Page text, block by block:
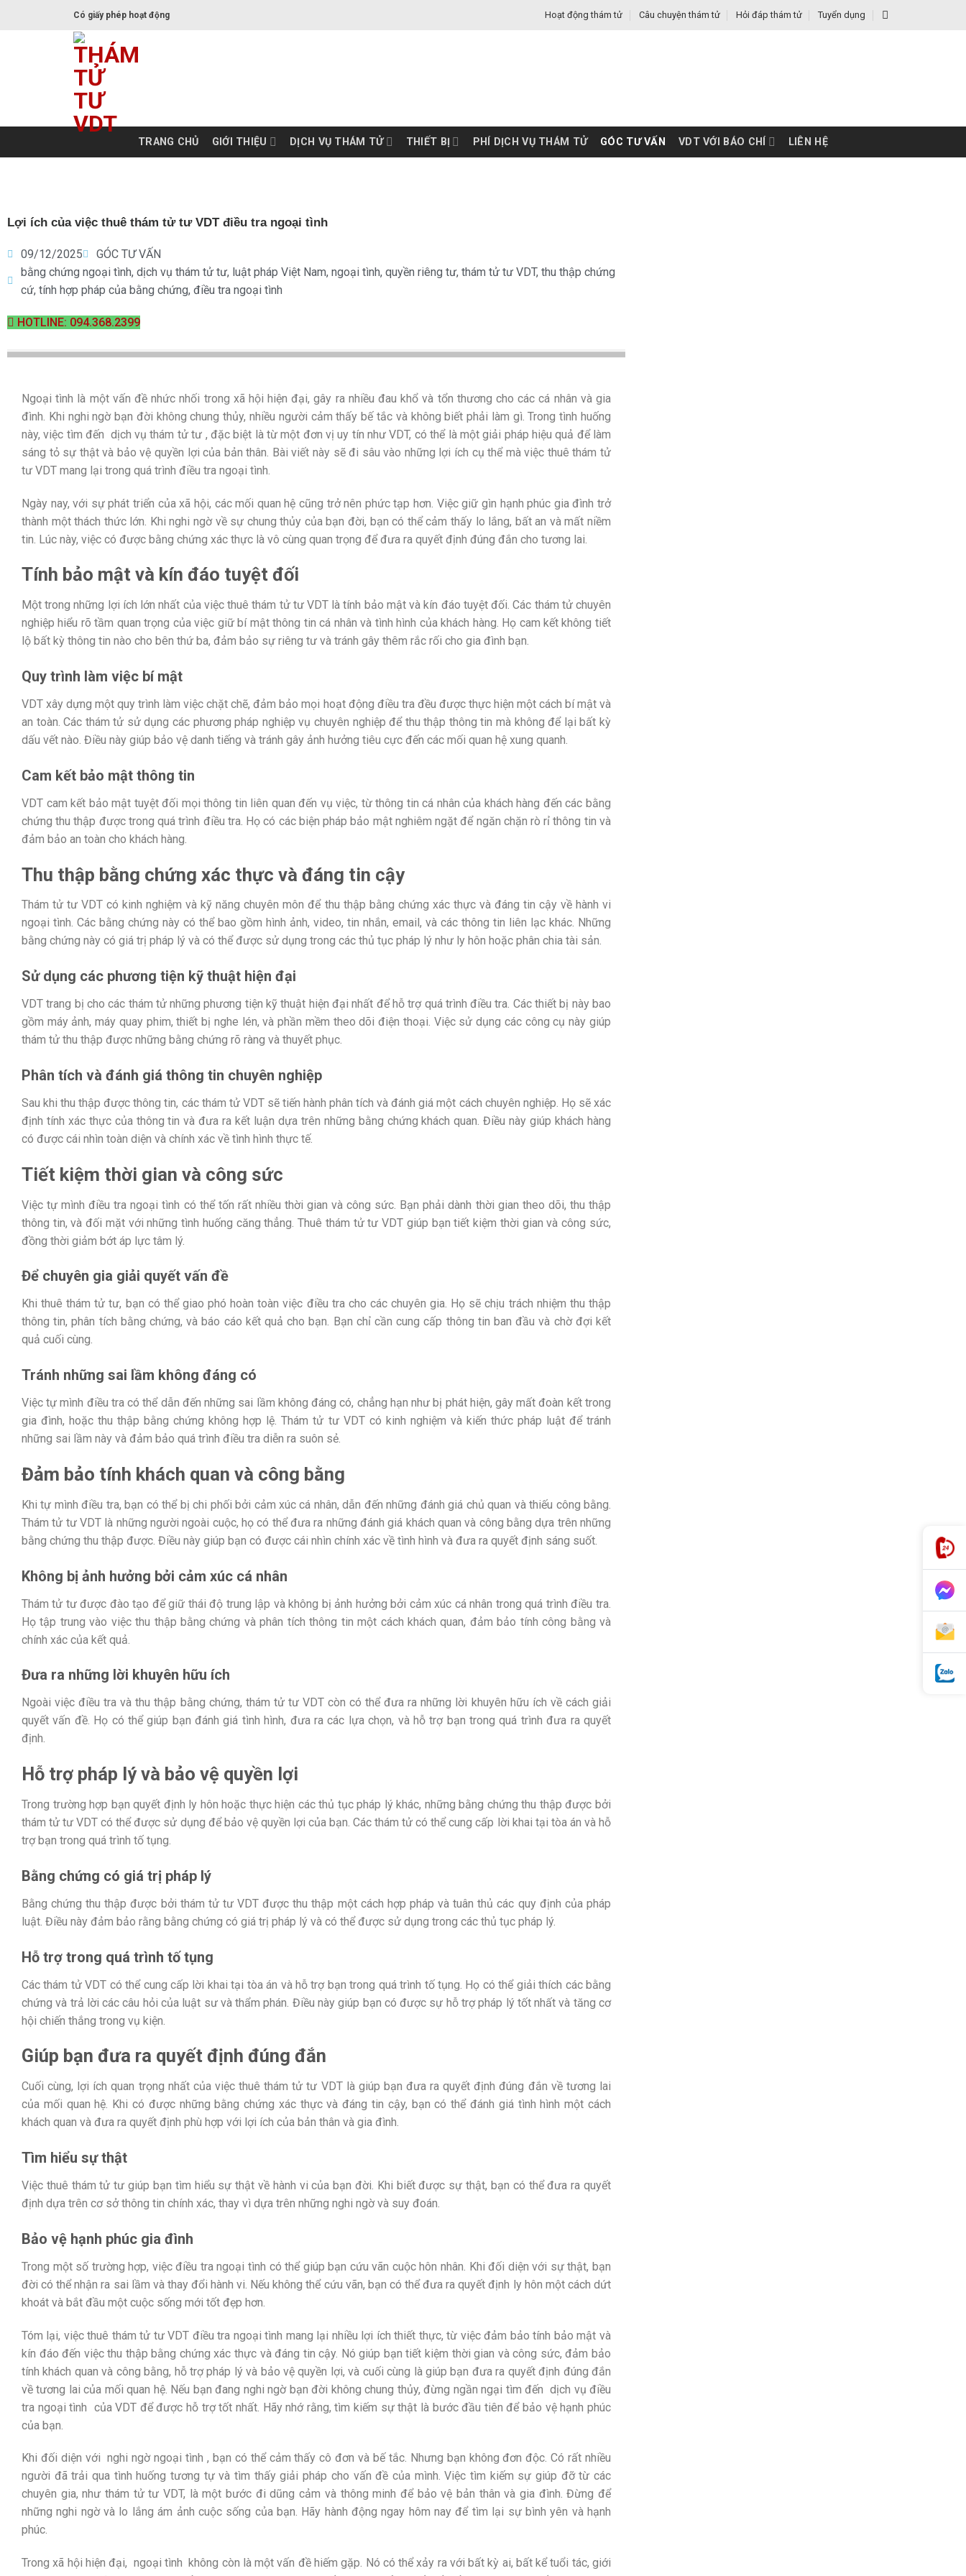
Có giấy phép hoạt động Hoạt động thám tử Câu chuyện thám tử Hỏi đáp thám tử Tuyển dụng
TRANG CHỦ GIỚI THIỆU DỊCH VỤ THÁM TỬ THIẾT BỊ PHÍ DỊCH VỤ THÁM TỬ GÓC TƯ VẤN VDT VỚI BÁO CHÍ LIÊN HỆ
Lợi ích của việc thuê thám tử tư VDT điều tra ngoại tình
09/12/2025
GÓC TƯ VẤN
bằng chứng ngoại tình, dịch vụ thám tử tư, luật pháp Việt Nam, ngoại tình, quyền riêng tư, thám tử tư VDT, thu thập chứng
cứ, tính hợp pháp của bằng chứng, điều tra ngoại tình
HOTLINE: 094.368.2399
Ngoại tình là một vấn đề nhức nhối trong xã hội hiện đại, gây ra nhiều đau khổ và tổn thương cho các cá nhân và gia
đình. Khi nghi ngờ bạn đời không chung thủy, nhiều người cảm thấy bế tắc và không biết phải làm gì. Trong tình huống
này, việc tìm đến dịch vụ thám tử tư , đặc biệt là từ một đơn vị uy tín như VDT, có thể là một giải pháp hiệu quả để làm
sáng tỏ sự thật và bảo vệ quyền lợi của bản thân. Bài viết này sẽ đi sâu vào những lợi ích cụ thể mà việc thuê thám tử
tư VDT mang lại trong quá trình điều tra ngoại tình.
Ngày nay, với sự phát triển của xã hội, các mối quan hệ cũng trở nên phức tạp hơn. Việc giữ gìn hạnh phúc gia đình trở
thành một thách thức lớn. Khi nghi ngờ về sự chung thủy của bạn đời, bạn có thể cảm thấy lo lắng, bất an và mất niềm
tin. Lúc này, việc có được bằng chứng xác thực là vô cùng quan trọng để đưa ra quyết định đúng đắn cho tương lai.
Tính bảo mật và kín đáo tuyệt đối
Một trong những lợi ích lớn nhất của việc thuê thám tử tư VDT là tính bảo mật và kín đáo tuyệt đối. Các thám tử chuyên
nghiệp hiểu rõ tầm quan trọng của việc giữ bí mật thông tin cá nhân và tình hình của khách hàng. Họ cam kết không tiết
lộ bất kỳ thông tin nào cho bên thứ ba, đảm bảo sự riêng tư và tránh gây thêm rắc rối cho gia đình bạn.
Quy trình làm việc bí mật
VDT xây dựng một quy trình làm việc chặt chẽ, đảm bảo mọi hoạt động điều tra đều được thực hiện một cách bí mật và
an toàn. Các thám tử sử dụng các phương pháp nghiệp vụ chuyên nghiệp để thu thập thông tin mà không để lại bất kỳ
dấu vết nào. Điều này giúp bảo vệ danh tiếng và tránh gây ảnh hưởng tiêu cực đến các mối quan hệ xung quanh.
Cam kết bảo mật thông tin
VDT cam kết bảo mật tuyệt đối mọi thông tin liên quan đến vụ việc, từ thông tin cá nhân của khách hàng đến các bằng
chứng thu thập được trong quá trình điều tra. Họ có các biện pháp bảo mật nghiêm ngặt để ngăn chặn rò rỉ thông tin và
đảm bảo an toàn cho khách hàng.
Thu thập bằng chứng xác thực và đáng tin cậy
Thám tử tư VDT có kinh nghiệm và kỹ năng chuyên môn để thu thập bằng chứng xác thực và đáng tin cậy về hành vi
ngoại tình. Các bằng chứng này có thể bao gồm hình ảnh, video, tin nhắn, email, và các thông tin liên lạc khác. Những
bằng chứng này có giá trị pháp lý và có thể được sử dụng trong các thủ tục pháp lý như ly hôn hoặc phân chia tài sản.
Sử dụng các phương tiện kỹ thuật hiện đại
VDT trang bị cho các thám tử những phương tiện kỹ thuật hiện đại nhất để hỗ trợ quá trình điều tra. Các thiết bị này bao
gồm máy ảnh, máy quay phim, thiết bị nghe lén, và phần mềm theo dõi điện thoại. Việc sử dụng các công cụ này giúp
thám tử thu thập được những bằng chứng rõ ràng và thuyết phục.
Phân tích và đánh giá thông tin chuyên nghiệp
Sau khi thu thập được thông tin, các thám tử VDT sẽ tiến hành phân tích và đánh giá một cách chuyên nghiệp. Họ sẽ xác
định tính xác thực của thông tin và đưa ra kết luận dựa trên những bằng chứng khách quan. Điều này giúp khách hàng
có được cái nhìn toàn diện và chính xác về tình hình thực tế.
Tiết kiệm thời gian và công sức
Việc tự mình điều tra ngoại tình có thể tốn rất nhiều thời gian và công sức. Bạn phải dành thời gian theo dõi, thu thập
thông tin, và đối mặt với những tình huống căng thẳng. Thuê thám tử tư VDT giúp bạn tiết kiệm thời gian và công sức,
đồng thời giảm bớt áp lực tâm lý.
Để chuyên gia giải quyết vấn đề
Khi thuê thám tử tư, bạn có thể giao phó hoàn toàn việc điều tra cho các chuyên gia. Họ sẽ chịu trách nhiệm thu thập
thông tin, phân tích bằng chứng, và báo cáo kết quả cho bạn. Bạn chỉ cần cung cấp thông tin ban đầu và chờ đợi kết
quả cuối cùng.
Tránh những sai lầm không đáng có
Việc tự mình điều tra có thể dẫn đến những sai lầm không đáng có, chẳng hạn như bị phát hiện, gây mất đoàn kết trong
gia đình, hoặc thu thập bằng chứng không hợp lệ. Thám tử tư VDT có kinh nghiệm và kiến thức pháp luật để tránh
những sai lầm này và đảm bảo quá trình điều tra diễn ra suôn sẻ.
Đảm bảo tính khách quan và công bằng
Khi tự mình điều tra, bạn có thể bị chi phối bởi cảm xúc cá nhân, dẫn đến những đánh giá chủ quan và thiếu công bằng.
Thám tử tư VDT là những người ngoài cuộc, họ có thể đưa ra những đánh giá khách quan và công bằng dựa trên những
bằng chứng thu thập được. Điều này giúp bạn có được cái nhìn chính xác về tình hình và đưa ra quyết định sáng suốt.
Không bị ảnh hưởng bởi cảm xúc cá nhân
Thám tử tư được đào tạo để giữ thái độ trung lập và không bị ảnh hưởng bởi cảm xúc cá nhân trong quá trình điều tra.
Họ tập trung vào việc thu thập bằng chứng và phân tích thông tin một cách khách quan, đảm bảo tính công bằng và
chính xác của kết quả.
Đưa ra những lời khuyên hữu ích
Ngoài việc điều tra và thu thập bằng chứng, thám tử tư VDT còn có thể đưa ra những lời khuyên hữu ích về cách giải
quyết vấn đề. Họ có thể giúp bạn đánh giá tình hình, đưa ra các lựa chọn, và hỗ trợ bạn trong quá trình đưa ra quyết
định.
Hỗ trợ pháp lý và bảo vệ quyền lợi
Trong trường hợp bạn quyết định ly hôn hoặc thực hiện các thủ tục pháp lý khác, những bằng chứng thu thập được bởi
thám tử tư VDT có thể được sử dụng để bảo vệ quyền lợi của bạn. Các thám tử có thể cung cấp lời khai tại tòa án và hỗ
trợ bạn trong quá trình tố tụng.
Bằng chứng có giá trị pháp lý
Bằng chứng thu thập được bởi thám tử tư VDT được thu thập một cách hợp pháp và tuân thủ các quy định của pháp
luật. Điều này đảm bảo rằng bằng chứng có giá trị pháp lý và có thể được sử dụng trong các thủ tục pháp lý.
Hỗ trợ trong quá trình tố tụng
Các thám tử VDT có thể cung cấp lời khai tại tòa án và hỗ trợ bạn trong quá trình tố tụng. Họ có thể giải thích các bằng
chứng và trả lời các câu hỏi của luật sư và thẩm phán. Điều này giúp bạn có được sự hỗ trợ pháp lý tốt nhất và tăng cơ
hội chiến thắng trong vụ kiện.
Giúp bạn đưa ra quyết định đúng đắn
Cuối cùng, lợi ích quan trọng nhất của việc thuê thám tử tư VDT là giúp bạn đưa ra quyết định đúng đắn về tương lai
của mối quan hệ. Khi có được những bằng chứng xác thực và đáng tin cậy, bạn có thể đánh giá tình hình một cách
khách quan và đưa ra quyết định phù hợp với lợi ích của bản thân và gia đình.
Tìm hiểu sự thật
Việc thuê thám tử tư giúp bạn tìm hiểu sự thật về hành vi của bạn đời. Khi biết được sự thật, bạn có thể đưa ra quyết
định dựa trên cơ sở thông tin chính xác, thay vì dựa trên những nghi ngờ và suy đoán.
Bảo vệ hạnh phúc gia đình
Trong một số trường hợp, việc điều tra ngoại tình có thể giúp bạn cứu vãn cuộc hôn nhân. Khi đối diện với sự thật, bạn
đời có thể nhận ra sai lầm và thay đổi hành vi. Nếu không thể cứu vãn, bạn có thể đưa ra quyết định ly hôn một cách dứt
khoát và bắt đầu một cuộc sống mới tốt đẹp hơn.
Tóm lại, việc thuê thám tử tư VDT điều tra ngoại tình mang lại nhiều lợi ích thiết thực, từ việc đảm bảo tính bảo mật và
kín đáo đến việc thu thập bằng chứng xác thực và đáng tin cậy. Nó giúp bạn tiết kiệm thời gian và công sức, đảm bảo
tính khách quan và công bằng, hỗ trợ pháp lý và bảo vệ quyền lợi, và cuối cùng là giúp bạn đưa ra quyết định đúng đắn
về tương lai của mối quan hệ. Nếu bạn đang nghi ngờ bạn đời không chung thủy, đừng ngần ngại tìm đến dịch vụ điều
tra ngoại tình của VDT để được hỗ trợ tốt nhất. Hãy nhớ rằng, tìm kiếm sự thật là bước đầu tiên để bảo vệ hạnh phúc
của bạn.
Khi đối diện với nghi ngờ ngoại tình , bạn có thể cảm thấy cô đơn và bế tắc. Nhưng bạn không đơn độc. Có rất nhiều
người đã trải qua tình huống tương tự và tìm thấy giải pháp cho vấn đề của mình. Việc tìm kiếm sự giúp đỡ từ các
chuyên gia, như thám tử tư VDT, là một bước đi dũng cảm và thông minh để bảo vệ bản thân và gia đình. Đừng để
những nghi ngờ và lo lắng ám ảnh cuộc sống của bạn. Hãy hành động ngay hôm nay để tìm lại sự bình yên và hạnh
phúc.
Trong xã hội hiện đại, ngoại tình không còn là một vấn đề hiếm gặp. Nó có thể xảy ra với bất kỳ ai, bất kể tuổi tác, giới